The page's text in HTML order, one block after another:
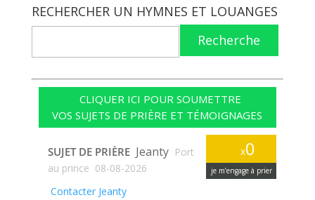
RECHERCHER UN HYMNES ET LOUANGES
Recherche
CLIQUER ICI POUR SOUMETTRE
VOS SUJETS DE PRIÈRE ET TÉMOIGNAGES
x0
je m’engage à prier
SUJET DE PRIÈRE Jeanty Port
au prince 08-08-2026
Contacter Jeanty